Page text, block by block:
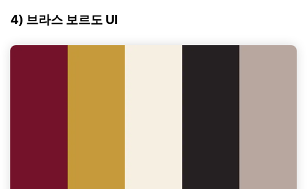
4) 브라스 보르도 UI